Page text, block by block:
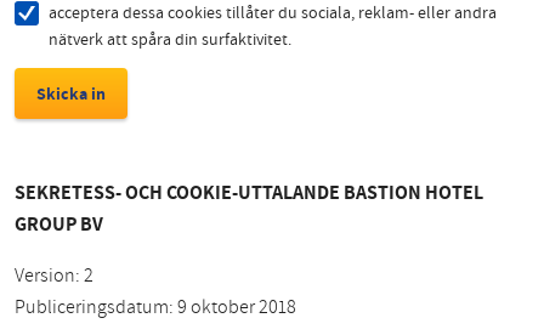
acceptera dessa cookies tillåter du sociala, reklam- eller andra
nätverk att spåra din surfaktivitet.
SEKRETESS- OCH COOKIE-UTTALANDE BASTION HOTEL
GROUP BV
Version: 2
Publiceringsdatum: 9 oktober 2018